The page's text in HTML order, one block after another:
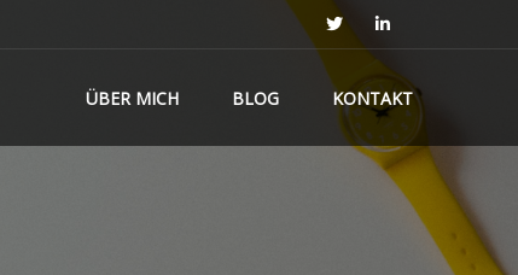
ÜBER MICH BLOG KONTAKT